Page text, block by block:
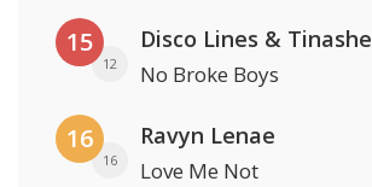
15
12
Disco Lines & Tinashe
No Broke Boys
16
16
Ravyn Lenae
Love Me Not